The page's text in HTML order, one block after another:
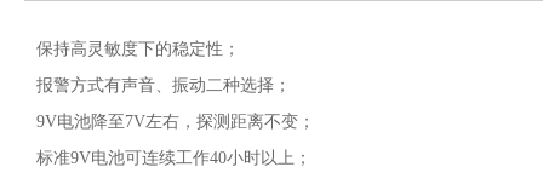
保持高灵敏度下的稳定性；
报警方式有声音、振动二种选择；
9V电池降至7V左右，探测距离不变；
标准9V电池可连续工作40小时以上；